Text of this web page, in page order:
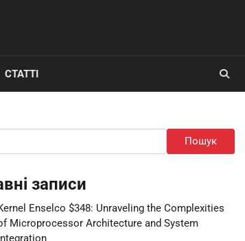
СТАТТІ
Пошук
записи
Enselco $348: Unraveling the Complexities
Microprocessor Architecture and System